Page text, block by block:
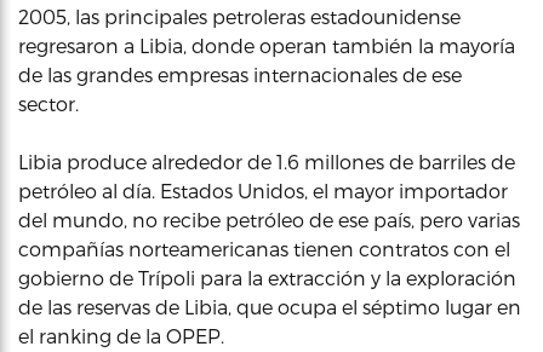
2005, las principales petroleras estadounidense
regresaron a Libia, donde operan también la mayoría
de las grandes empresas internacionales de ese
sector.
Libia produce alrededor de 1.6 millones de barriles de
petróleo al día. Estados Unidos, el mayor importador
del mundo, no recibe petróleo de ese país, pero varias
compañías norteamericanas tienen contratos con el
gobierno de Trípoli para la extracción y la exploración
de las reservas de Libia, que ocupa el séptimo lugar en
el ranking de la OPEP.